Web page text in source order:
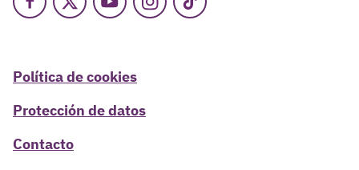
Facebook
X YoutubeInstagram
TikTok
Política de cookies
Protección de datos
Contacto